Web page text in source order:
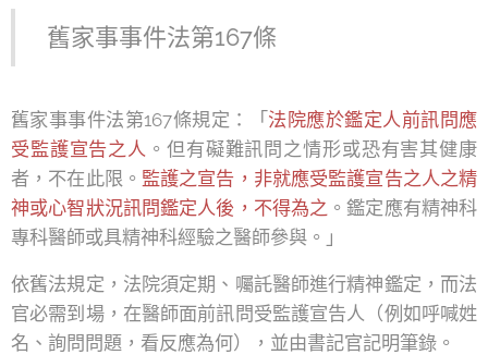
舊家事事件法第167條
舊家事事件法第167條規定：「 法院應於鑑定人前訊問應
受監護宣告之人 。但有礙難訊問之情形或恐有害其健康
者，不在此限。 監護之宣告，非就應受監護宣告之人之精
神或心智狀況訊問鑑定人後，不得為之 。鑑定應有精神科
專科醫師或具精神科經驗之醫師參與。」
依舊法規定，法院須定期、囑託醫師進行精神鑑定，而法
官必需到場，在醫師面前訊問受監護宣告人（例如呼喊姓
名、詢問問題，看反應為何），並由書記官記明筆錄。